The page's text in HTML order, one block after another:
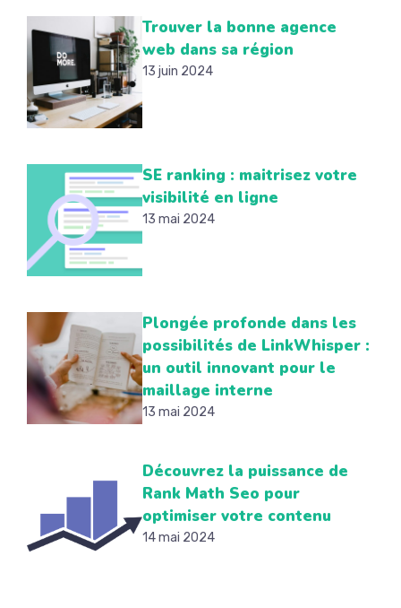
Trouver la bonne agence
web dans sa région
13 juin 2024
SE ranking : maitrisez votre
visibilité en ligne
13 mai 2024
Plongée profonde dans les
possibilités de LinkWhisper :
un outil innovant pour le
maillage interne
13 mai 2024
Découvrez la puissance de
Rank Math Seo pour
optimiser votre contenu
14 mai 2024